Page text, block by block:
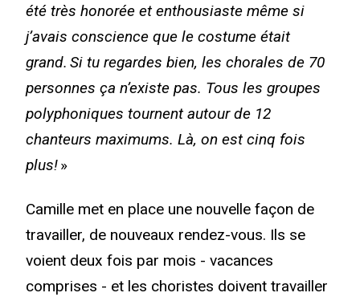
été très honorée et enthousiaste même si
j’avais conscience que le costume était
grand. Si tu regardes bien, les chorales de 70
personnes ça n’existe pas. Tous les groupes
polyphoniques tournent autour de 12
chanteurs maximums. Là, on est cinq fois
plus!»
Camille met en place une nouvelle façon de
travailler, de nouveaux rendez-vous. Ils se
voient deux fois par mois - vacances
comprises - et les choristes doivent travailler